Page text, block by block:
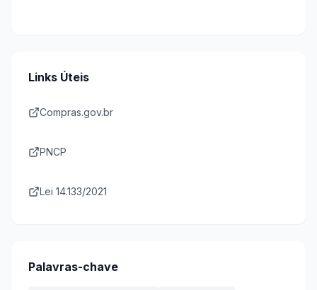
Links Úteis
Compras.gov.br
PNCP
Lei 14.133/2021
Palavras-chave